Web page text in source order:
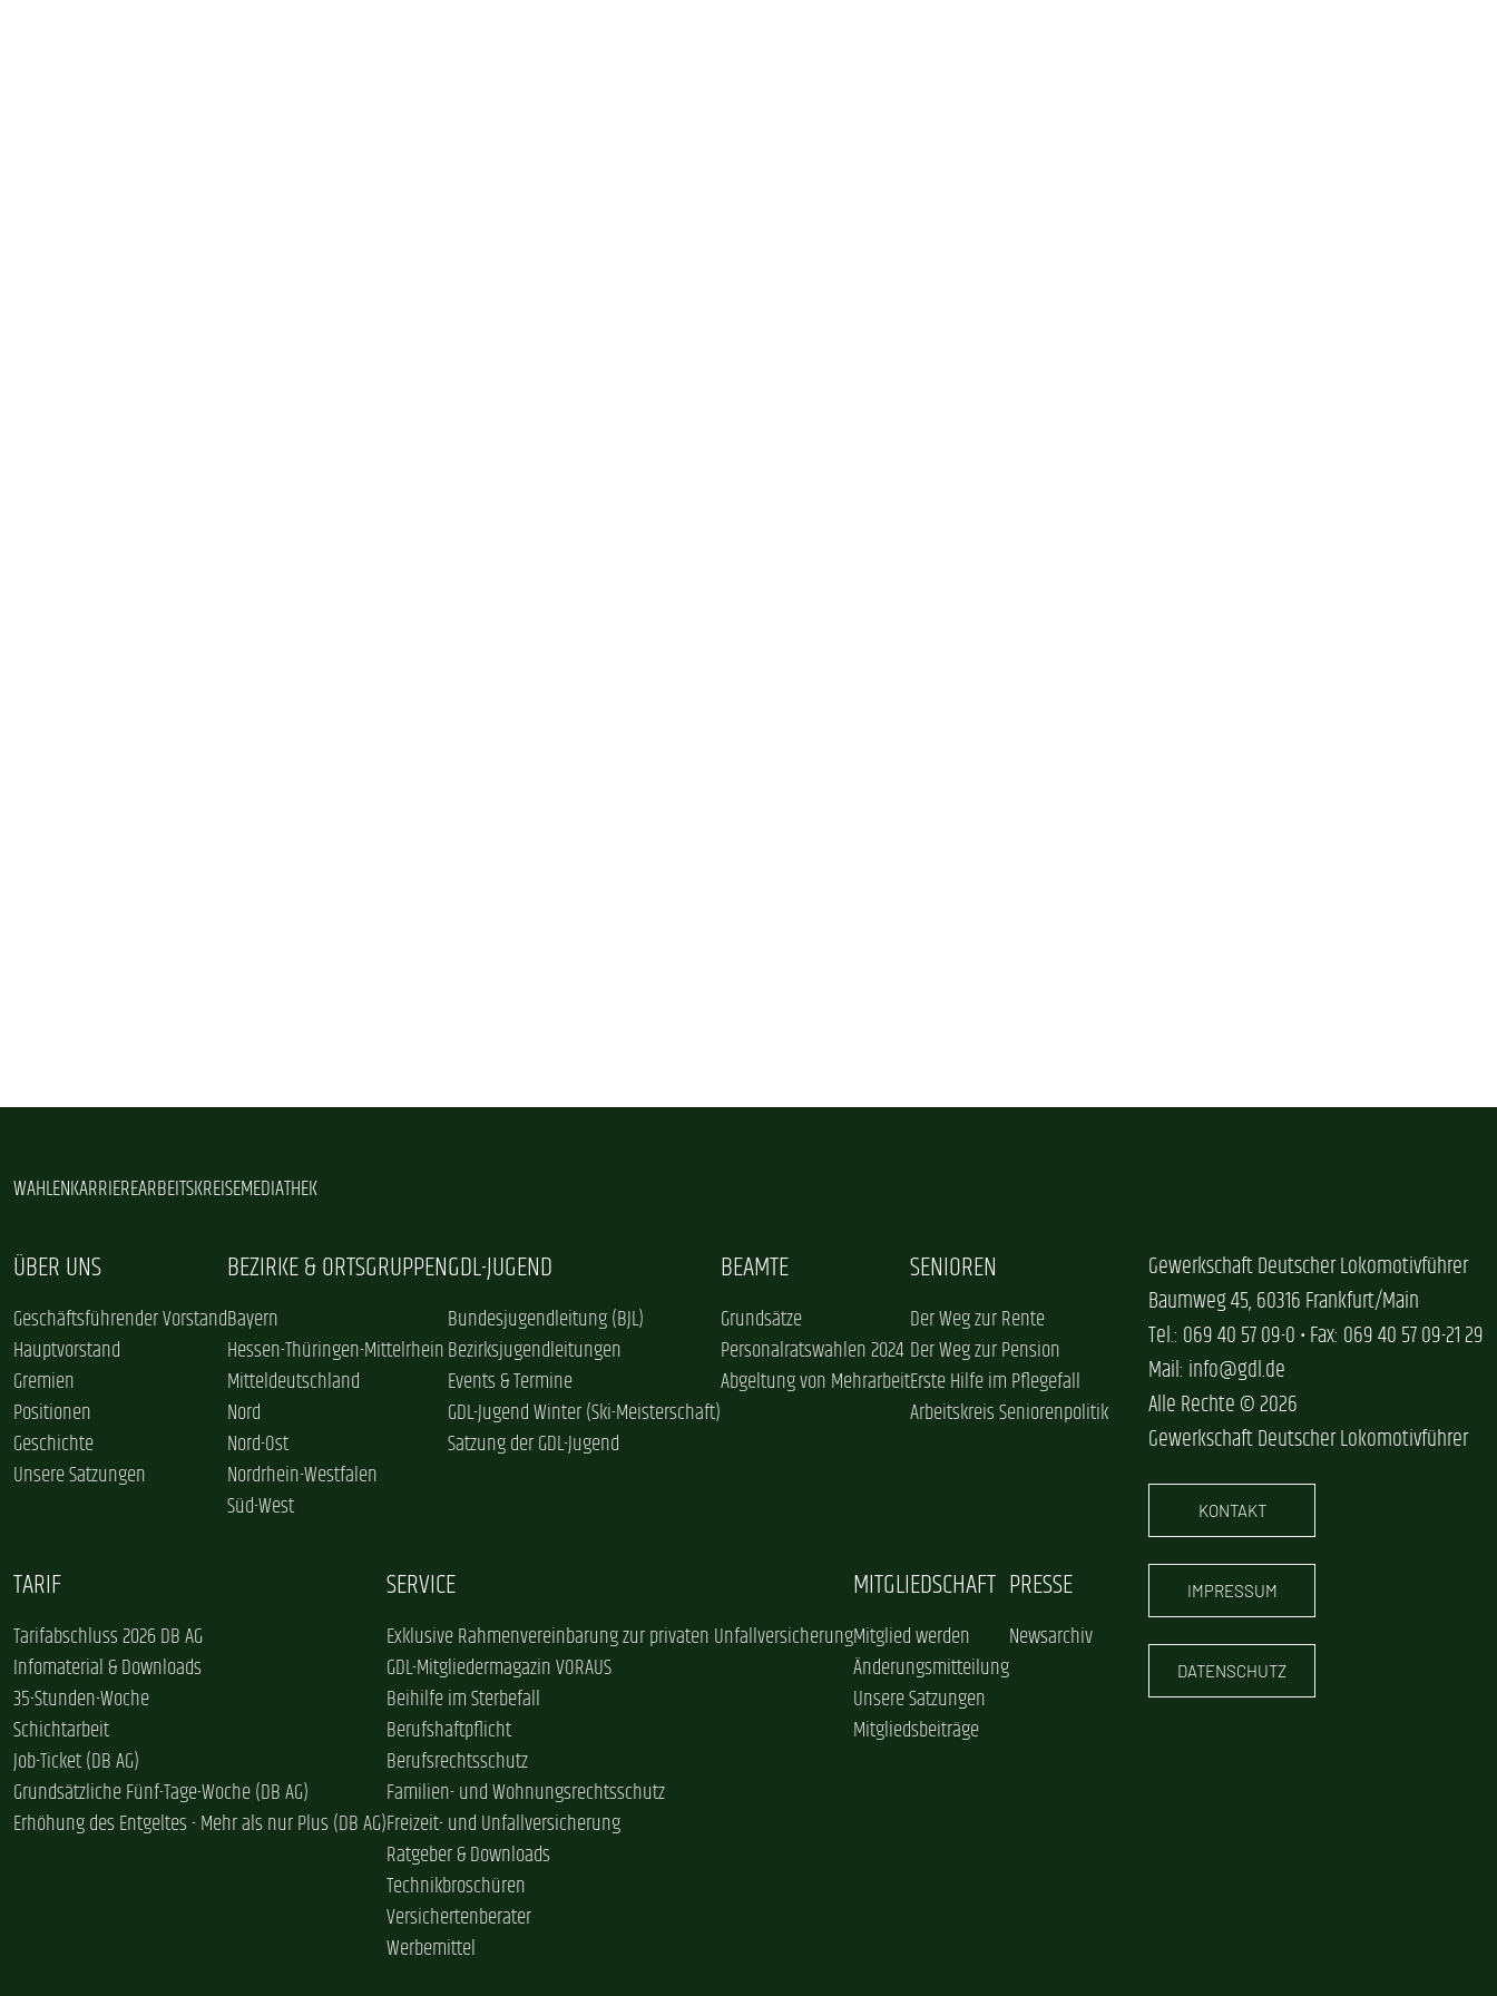
WAHLENKARRIEREARBEITSKREISEMEDIATHEK
ÜBER UNS
Geschäftsführender Vorstand
Hauptvorstand
Gremien
Positionen
Geschichte
Unsere Satzungen
BEZIRKE & ORTSGRUPPEN
Bayern
Hessen-Thüringen-Mittelrhein
Mitteldeutschland
Nord
Nord-Ost
Nordrhein-Westfalen
Süd-West
GDL-JUGEND
Bundesjugendleitung (BJL)
Bezirksjugendleitungen
Events & Termine
GDL-Jugend Winter (Ski-Meisterschaft)
Satzung der GDL-Jugend
BEAMTE
Grundsätze
Personalratswahlen 2024
Abgeltung von Mehrarbeit
SENIOREN
Der Weg zur Rente
Der Weg zur Pension
Erste Hilfe im Pflegefall
Arbeitskreis Seniorenpolitik
TARIF
Tarifabschluss 2026 DB AG
Infomaterial & Downloads
35-Stunden-Woche
Schichtarbeit
Job-Ticket (DB AG)
Grundsätzliche Fünf-Tage-Woche (DB AG)
Erhöhung des Entgeltes - Mehr als nur Plus (DB AG)
SERVICE
Exklusive Rahmenvereinbarung zur privaten Unfallversicherung
GDL-Mitgliedermagazin VORAUS
Beihilfe im Sterbefall
Berufshaftpflicht
Berufsrechtsschutz
Familien- und Wohnungsrechtsschutz
Freizeit- und Unfallversicherung
Ratgeber & Downloads
Technikbroschüren
Versichertenberater
Werbemittel
MITGLIEDSCHAFT
Mitglied werden
Änderungsmitteilung
Unsere Satzungen
Mitgliedsbeiträge
PRESSE
Newsarchiv
Gewerkschaft Deutscher Lokomotivführer
Baumweg 45, 60316 Frankfurt/Main
Tel.: 069 40 57 09-0 • Fax: 069 40 57 09-21 29
Mail: info@gdl.de
Alle Rechte © 2026
Gewerkschaft Deutscher Lokomotivführer
KONTAKT
IMPRESSUM
DATENSCHUTZ